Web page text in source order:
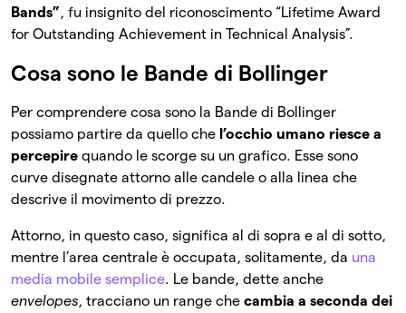
Bands”, fu insignito del riconoscimento “Lifetime Award
for Outstanding Achievement in Technical Analysis”.
Cosa sono le Bande di Bollinger
Per comprendere cosa sono la Bande di Bollinger
possiamo partire da quello che l’occhio umano riesce a
percepire quando le scorge su un grafico. Esse sono
curve disegnate attorno alle candele o alla linea che
descrive il movimento di prezzo.
Attorno, in questo caso, significa al di sopra e al di sotto,
mentre l’area centrale è occupata, solitamente, da una
media mobile semplice. Le bande, dette anche
envelopes, tracciano un range che cambia a seconda dei